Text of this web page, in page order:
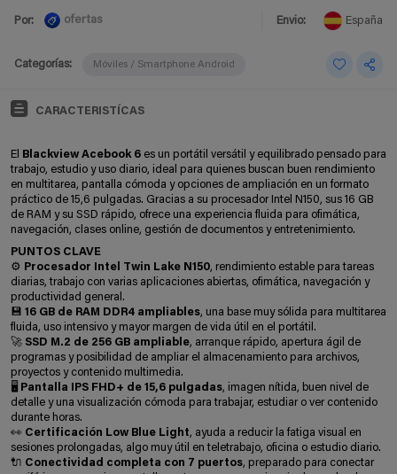
Por: ofertas Envio: España
Categorías: Móviles / Smartphone Android
CARACTERISTÍCAS
El Blackview Acebook 6 es un portátil versátil y equilibrado pensado para
trabajo, estudio y uso diario, ideal para quienes buscan buen rendimiento
en multitarea, pantalla cómoda y opciones de ampliación en un formato
práctico de 15,6 pulgadas. Gracias a su procesador Intel N150, sus 16 GB
de RAM y su SSD rápido, ofrece una experiencia fluida para ofimática,
navegación, clases online, gestión de documentos y entretenimiento.
PUNTOS CLAVE
⚙️ Procesador Intel Twin Lake N150, rendimiento estable para tareas
diarias, trabajo con varias aplicaciones abiertas, ofimática, navegación y
productividad general.
💾 16 GB de RAM DDR4 ampliables, una base muy sólida para multitarea
fluida, uso intensivo y mayor margen de vida útil en el portátil.
🚀 SSD M.2 de 256 GB ampliable, arranque rápido, apertura ágil de
programas y posibilidad de ampliar el almacenamiento para archivos,
proyectos y contenido multimedia.
🖥️ Pantalla IPS FHD+ de 15,6 pulgadas, imagen nítida, buen nivel de
detalle y una visualización cómoda para trabajar, estudiar o ver contenido
durante horas.
👀 Certificación Low Blue Light, ayuda a reducir la fatiga visual en
sesiones prolongadas, algo muy útil en teletrabajo, oficina o estudio diario.
🔌 Conectividad completa con 7 puertos, preparado para conectar